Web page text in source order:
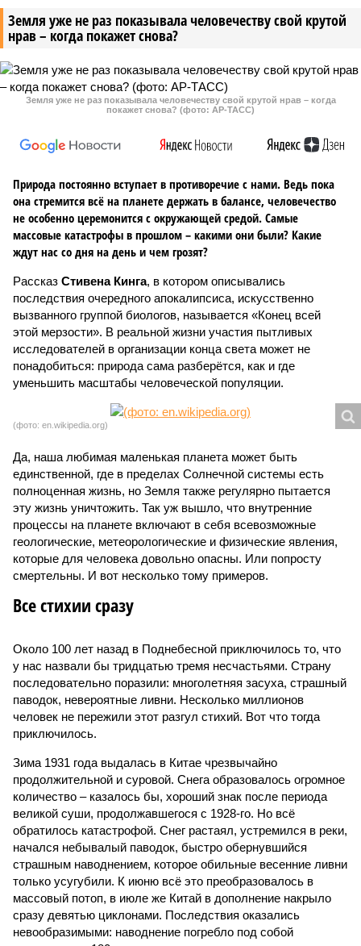
Земля уже не раз показывала человечеству свой крутой
нрав – когда покажет снова?
Земля уже не раз показывала человечеству свой крутой нрав – когда
покажет снова? (фото: АР-ТАСС)
Природа постоянно вступает в противоречие с нами. Ведь пока
она стремится всё на планете держать в балансе, человечество
не особенно церемонится с окружающей средой. Самые
массовые катастрофы в прошлом – какими они были? Какие
ждут нас со дня на день и чем грозят?
Рассказ Стивена Кинга, в котором описывались
последствия очередного апокалипсиса, искусственно
вызванного группой биологов, называется «Конец всей
этой мерзости». В реальной жизни участия пытливых
исследователей в организации конца света может не
понадобиться: природа сама разберётся, как и где
уменьшить масштабы человеческой популяции.
(фото: en.wikipedia.org)
Да, наша любимая маленькая планета может быть
единственной, где в пределах Солнечной системы есть
полноценная жизнь, но Земля также регулярно пытается
эту жизнь уничтожить. Так уж вышло, что внутренние
процессы на планете включают в себя всевозможные
геологические, метеорологические и физические явления,
которые для человека довольно опасны. Или попросту
смертельны. И вот несколько тому примеров.
Все стихии сразу
Около 100 лет назад в Поднебесной приключилось то, что
у нас назвали бы тридцатью тремя несчастьями. Страну
последовательно поразили: многолетняя засуха, страшный
паводок, невероятные ливни. Несколько миллионов
человек не пережили этот разгул стихий. Вот что тогда
приключилось.
Зима 1931 года выдалась в Китае чрезвычайно
продолжительной и суровой. Снега образовалось огромное
количество – казалось бы, хороший знак после периода
великой суши, продолжавшегося с 1928-го. Но всё
обратилось катастрофой. Снег растаял, устремился в реки,
начался небывалый паводок, быстро обернувшийся
страшным наводнением, которое обильные весенние ливни
только усугубили. К июню всё это преобразовалось в
массовый потоп, в июле же Китай в дополнение накрыло
сразу девятью циклонами. Последствия оказались
невообразимыми: наводнение погребло под собой